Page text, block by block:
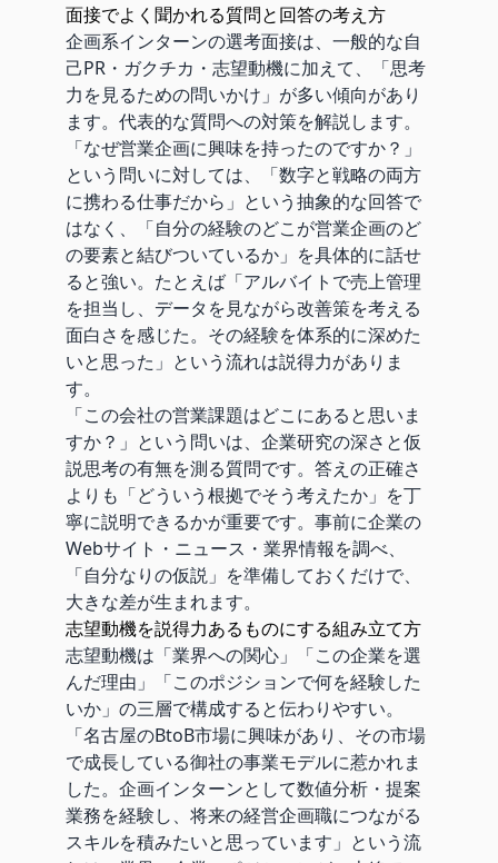
面接でよく聞かれる質問と回答の考え方
企画系インターンの選考面接は、一般的な自
己PR・ガクチカ・志望動機に加えて、「思考
力を見るための問いかけ」が多い傾向があり
ます。代表的な質問への対策を解説します。
「なぜ営業企画に興味を持ったのですか？」
という問いに対しては、「数字と戦略の両方
に携わる仕事だから」という抽象的な回答で
はなく、「自分の経験のどこが営業企画のど
の要素と結びついているか」を具体的に話せ
ると強い。たとえば「アルバイトで売上管理
を担当し、データを見ながら改善策を考える
面白さを感じた。その経験を体系的に深めた
いと思った」という流れは説得力がありま
す。
「この会社の営業課題はどこにあると思いま
すか？」という問いは、企業研究の深さと仮
説思考の有無を測る質問です。答えの正確さ
よりも「どういう根拠でそう考えたか」を丁
寧に説明できるかが重要です。事前に企業の
Webサイト・ニュース・業界情報を調べ、
「自分なりの仮説」を準備しておくだけで、
大きな差が生まれます。
志望動機を説得力あるものにする組み立て方
志望動機は「業界への関心」「この企業を選
んだ理由」「このポジションで何を経験した
いか」の三層で構成すると伝わりやすい。
「名古屋のBtoB市場に興味があり、その市場
で成長している御社の事業モデルに惹かれま
した。企画インターンとして数値分析・提案
業務を経験し、将来の経営企画職につながる
スキルを積みたいと思っています」という流